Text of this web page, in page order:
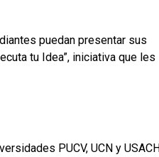
puedan presentar sus
tu Idea”, iniciativa que les
PUCV, UCN y